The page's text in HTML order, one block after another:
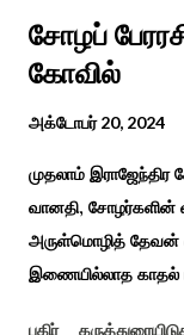
சோழப்
கோவில்
அக்டோபர் 20, 2024
முதலாம்
வானதி, சோழர்களின்
அருள்மொழித் தேவன்
இணையில்லாத காதல்
பகிர்